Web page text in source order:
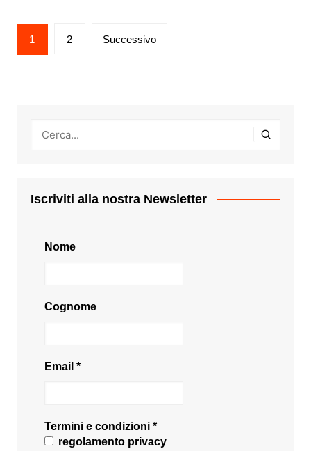
Paginazione
degli
1 2 Successivo
Iscriviti alla nostra Newsletter
Nome
Cognome
Email *
Termini e condizioni *
regolamento privacy